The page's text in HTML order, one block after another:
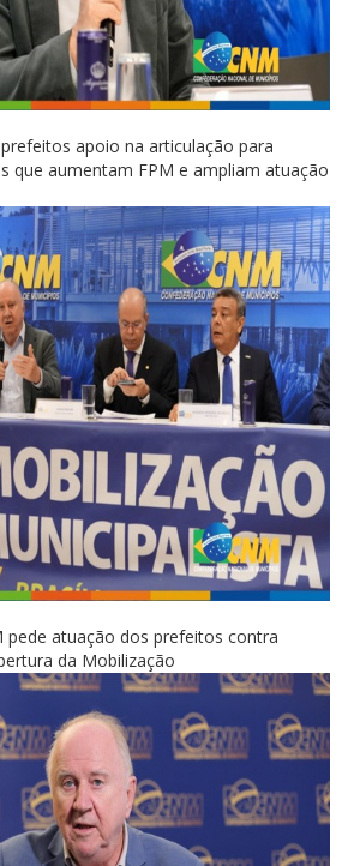
apoio na articulação para
que aumentam FPM e ampliam atuação
pede atuação dos prefeitos contra
da Mobilização